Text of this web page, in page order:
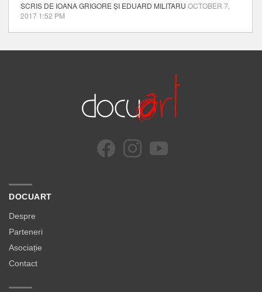
SCRIS DE IOANA GRIGORE ȘI EDUARD MILITARU OCTOBER 7,
2017 1:52 PM
DOCUART
Despre
Parteneri
Asociație
Contact